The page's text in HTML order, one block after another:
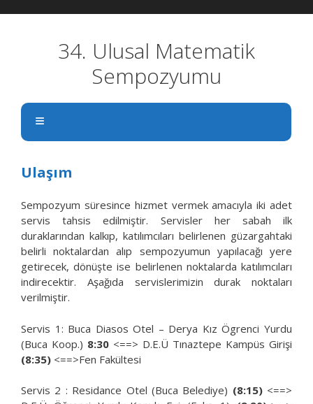
34. Ulusal Matematik
Sempozyumu
Ulaşım
Sempozyum süresince hizmet vermek amacıyla iki adet
servis tahsis edilmiştir. Servisler her sabah ilk
duraklarından kalkıp, katılımcıları belirlenen güzargahtaki
belirli noktalardan alıp sempozyumun yapılacağı yere
getirecek, dönüşte ise belirlenen noktalarda katılımcıları
indirecektir. Aşağıda servislerimizin durak noktaları
verilmiştir.
Servis 1: Buca Diasos Otel – Derya Kız Ögrenci Yurdu
(Buca Koop.) 8:30 <==> D.E.Ü Tınaztepe Kampüs Girişi
(8:35) <==>Fen Fakültesi
Servis 2 : Residance Otel (Buca Belediye) (8:15)<==>